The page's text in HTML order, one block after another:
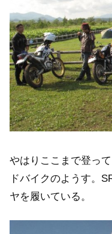
やはりここまで登っ
ドバイクのようす。
ヤを履いている。